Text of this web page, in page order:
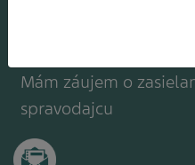
Mám záujem o
spravodajcu